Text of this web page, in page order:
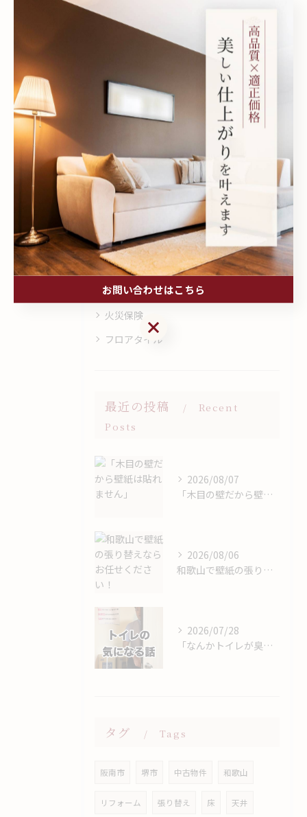
ドアを開けた瞬間、声が出る！#壁紙張り
3 4 14
カテゴリー Categories
全てのカテゴリー
壁紙
クロス
インテリア
火災保険
フロアタイル
最近の投稿
Recent
Posts
2026/08/07
「木目の壁だから壁紙は貼れません」
2026/08/06
和歌山で壁紙の張り替えならお任せください！
2026/07/28
「なんかトイレが臭い…」
タグ Tags
阪南市 堺市 中古物件 和歌山
リフォーム 張り替え 床 天井
お問い合わせはこちら
お問い合わせはこちら